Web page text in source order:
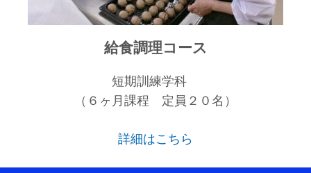
給食調理コース
短期訓練学科
（６ヶ月課程 定員２０名）
詳細はこちら